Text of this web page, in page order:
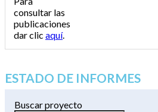
consultar las
publicaciones
dar clic aquí.
ESTADO DE INFORMES
Buscar proyecto